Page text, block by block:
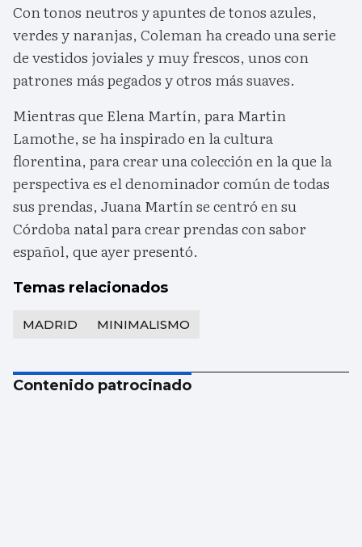
Con tonos neutros y apuntes de tonos azules,
verdes y naranjas, Coleman ha creado una serie
de vestidos joviales y muy frescos, unos con
patrones más pegados y otros más suaves.
Mientras que Elena Martín, para Martin
Lamothe, se ha inspirado en la cultura
florentina, para crear una colección en la que la
perspectiva es el denominador común de todas
sus prendas, Juana Martín se centró en su
Córdoba natal para crear prendas con sabor
español, que ayer presentó.
Temas relacionados
MADRID MINIMALISMO
Contenido patrocinado